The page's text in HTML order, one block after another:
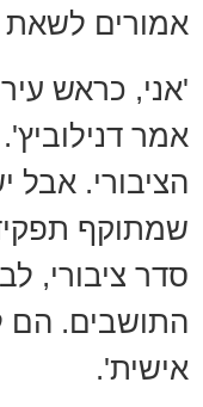
אמורים לשאת
'אני, כראש
אמר
הציבורי. אבל
שמתוקף
סדר ציבורי,
התושבים. הם
אישית'.